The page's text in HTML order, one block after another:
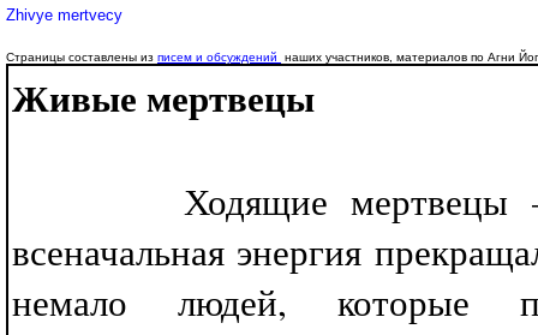
Zhivye mertvecy
Страницы составлены из писем и обсуждений наших участников, материалов по Агни
Живые мертвецы
Ходящие мертвецы —
всеначальная энергия
немало людей, которые